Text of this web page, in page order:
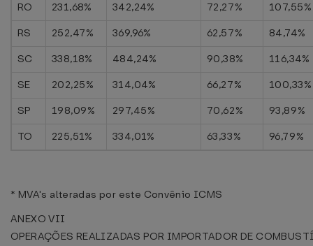
RO
231,68% 342,24% 72,27%
107,55%
RS
252,47% 369,96% 62,57%
84,74%
SC
338,18% 484,24% 90,38%
116,34%
SE
202,25% 314,04% 66,27%
100,33%
SP
198,09% 297,45% 70,62%
93,89%
TO
225,51% 334,01% 63,33% 96,79%
* MVA's alteradas por este Convênio ICMS
ANEXO VII
OPERAÇÕES REALIZADAS POR IMPORTADOR DE